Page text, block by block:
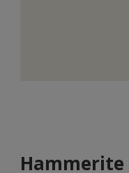
Hammerite